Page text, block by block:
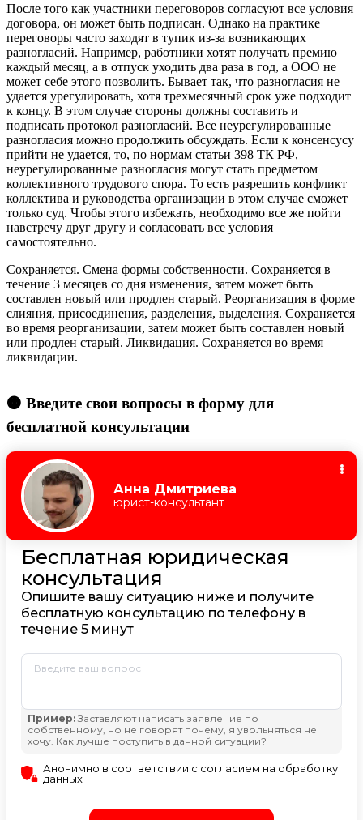
После того как участники переговоров согласуют все условия
договора, он может быть подписан. Однако на практике
переговоры часто заходят в тупик из-за возникающих
разногласий. Например, работники хотят получать премию
каждый месяц, а в отпуск уходить два раза в год, а ООО не
может себе этого позволить. Бывает так, что разногласия не
удается урегулировать, хотя трехмесячный срок уже подходит
к концу. В этом случае стороны должны составить и
подписать протокол разногласий. Все неурегулированные
разногласия можно продолжить обсуждать. Если к консенсусу
прийти не удается, то, по нормам статьи 398 ТК РФ,
неурегулированные разногласия могут стать предметом
коллективного трудового спора. То есть разрешить конфликт
коллектива и руководства организации в этом случае сможет
только суд. Чтобы этого избежать, необходимо все же пойти
навстречу друг другу и согласовать все условия
самостоятельно.
Сохраняется. Смена формы собственности. Сохраняется в
течение 3 месяцев со дня изменения, затем может быть
составлен новый или продлен старый. Реорганизация в форме
слияния, присоединения, разделения, выделения. Сохраняется
во время реорганизации, затем может быть составлен новый
или продлен старый. Ликвидация. Сохраняется во время
ликвидации.
🟠 Введите свои вопросы в форму для
бесплатной консультации